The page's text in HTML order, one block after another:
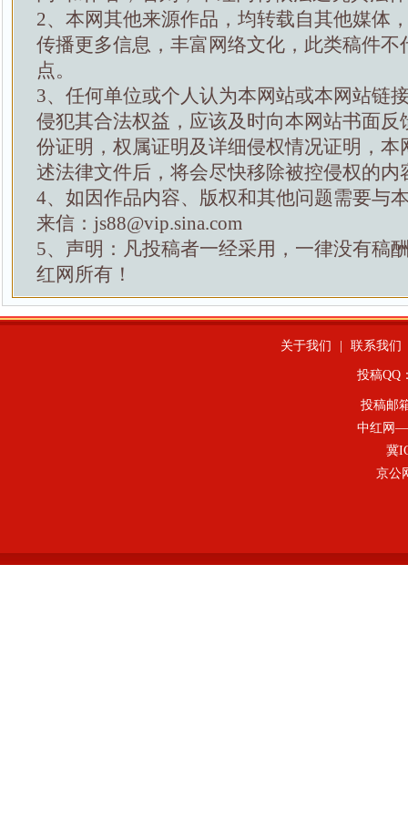
2、本网其他来源作品，均转载自其他媒体
传播更多信息，丰富网络文化，此类稿件不
点。
3、任何单位或个人认为本网站或本网站链
侵犯其合法权益，应该及时向本网站书面反
份证明，权属证明及详细侵权情况证明，本
述法律文件后，将会尽快移除被控侵权的内
4、如因作品内容、版权和其他问题需要与
来信：js88@vip.sina.com
5、声明：凡投稿者一经采用，一律没有稿
红网所有！
关于我们 联系我们
投稿QQ
投稿邮
中红网—
冀
京公